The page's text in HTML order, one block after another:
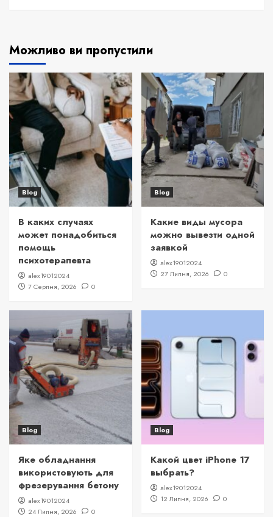
Можливо ви пропустили
Blog
В каких случаях
может понадобиться
помощь
психотерапевта
alex19012024
7 Серпня, 2026
0
Blog
Какие виды мусора
можно вывезти одной
заявкой
alex19012024
27 Липня, 2026
0
Blog
Яке обладнання
використовують для
фрезерування бетону
alex19012024
24 Липня, 2026
0
Blog
Какой цвет iPhone 17
выбрать?
alex19012024
12 Липня, 2026
0